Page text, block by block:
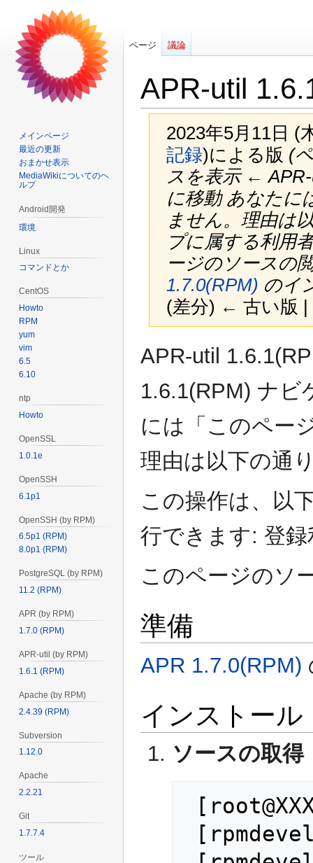
APR-util
2023年5月11日 (
記録)による版 (
スを表示 ←
に移動 あなたに
ません。理由は
プに属する利用
ージのソースの
1.7.0(RPM) のイ
(差分) ← 古い版 |
ビ
ョ
ン
に
移
索
APR-util
1.6.1(RPM) ナビ
には「このペー
理由は以下の通
この操作は、以
行できます: 登録
このページのソ
準備
APR 1.7.0(RPM)
インストール
ソースの取得
ページ 議論
メインページ
最近の更新
おまかせ表示
MediaWikiについてのヘ
ルプ
Android開発
環境
Linux
コマンドとか
CentOS
Howto
RPM
yum
vim
6.5
6.10
ntp
Howto
OpenSSL
1.0.1e
OpenSSH
6.1p1
OpenSSH (by RPM)
6.5p1 (RPM)
8.0p1 (RPM)
PostgreSQL (by RPM)
11.2 (RPM)
APR (by RPM)
1.7.0 (RPM)
APR-util (by RPM)
1.6.1 (RPM)
Apache (by RPM)
2.4.39 (RPM)
Subversion
1.12.0
Apache
2.2.21
Git
1.7.7.4
ツール